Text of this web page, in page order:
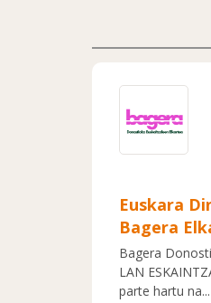
Euskara
Bagera
Bagera
LAN
parte hartu na...